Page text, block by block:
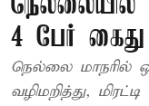
4 பேர் கைது
நெல்லை மாநரில்
வழிமறித்து,